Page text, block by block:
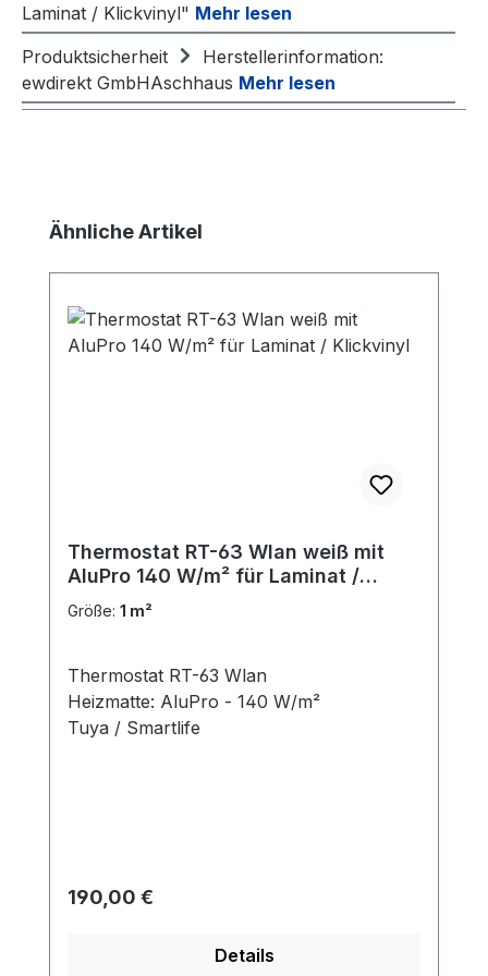
Laminat / Klickvinyl" Mehr lesen
Produktsicherheit
Herstellerinformation:
ewdirekt GmbHAschhaus Mehr lesen
Produktgalerie überspringen
Ähnliche Artikel
Thermostat RT-63 Wlan weiß mit
AluPro 140 W/m² für Laminat /
Klickvinyl
Größe: 1 m²
Thermostat RT-63 Wlan
Heizmatte: AluPro - 140 W/m²
Tuya / Smartlife
Regulärer Preis:
190,00 €
Details